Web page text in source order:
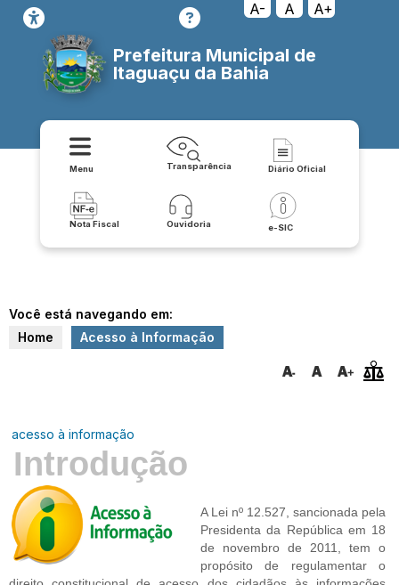
A- A A+
Prefeitura Municipal de
Itaguaçu da Bahia
Menu Transparência Diário Oficial
Nota Fiscal Ouvidoria e-SIC
Você está navegando em:
Home
Acesso à Informação
acesso à informação
Introdução
A Lei nº 12.527, sancionada pela
Presidenta da República em 18
de novembro de 2011, tem o
propósito de regulamentar o